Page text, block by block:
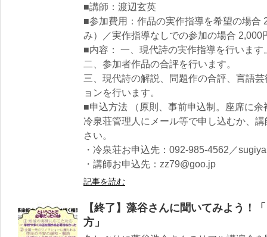
■講師：渡辺玄英
■参加費用：作品の実作指導を希望の場合
み）／実作指導なしでの参加の場合 2,000
■内容： 一、現代詩の実作指導を行います
二、参加者作品の合評を行います。
三、現代詩の解説、問題作の合評、言語
ョンを行います。
■申込方法 （原則、事前申込制。座席に
冷泉荘管理人にメール等で申し込むか、
さい。
・冷泉荘お申込先：092-985-4562／
・講師お申込先：zz79@goo.jp
記事を読む
【終了】藻谷さんに聞いてみよう！
方」